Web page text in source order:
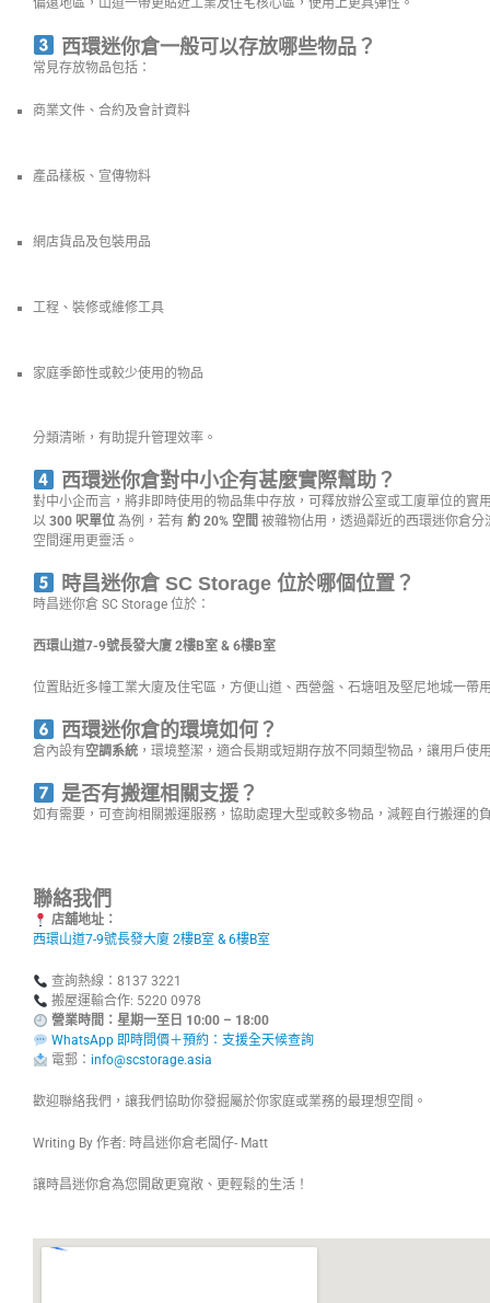
偏遠地區，山道一帶更貼近工業及住宅核心區，使用上更具彈性。
西環迷你倉一般可以存放哪些物品？
常見存放物品包括：
商業文件、合約及會計資料
產品樣板、宣傳物料
網店貨品及包裝用品
工程、裝修或維修工具
家庭季節性或較少使用的物品
分類清晰，有助提升管理效率。
西環迷你倉對中小企有甚麼實際幫助？
對中小企而言，將非即時使用的物品集中存放，可釋放辦公室或工廈單位的實
以 300 呎單位 為例，若有 約 20% 空間 被雜物佔用，透過鄰近的西環迷你倉
空間運用更靈活。
時昌迷你倉 SC Storage 位於哪個位置？
時昌迷你倉 SC Storage 位於：
西環山道7-9號長發大廈 2樓B室 & 6樓B室
位置貼近多幢工業大廈及住宅區，方便山道、西營盤、石塘咀及堅尼地城一帶
西環迷你倉的環境如何？
倉內設有空調系統 ，環境整潔，適合長期或短期存放不同類型物品，讓用戶使
是否有搬運相關支援？
如有需要，可查詢相關搬運服務，協助處理大型或較多物品，減輕自行搬運的
聯絡我們
店舖地址：
西環山道7-9號長發大廈 2樓B室 & 6樓B室
查詢熱線：8137 3221
搬屋運輸合作: 5220 0978
營業時間：星期一至日 10:00 – 18:00
WhatsApp 即時問價＋預約：支援全天候查詢
電郵： info@scstorage.asia
歡迎聯絡我們，讓我們協助你發掘屬於你家庭或業務的最理想空間。
Writing By 作者: 時昌迷你倉老闆仔- Matt
讓時昌迷你倉為您開啟更寬敞、更輕鬆的生活！